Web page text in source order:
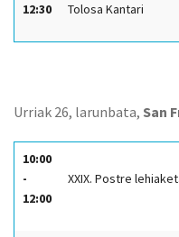
12:30 Tolosa Kantari
Urriak 26, larunbata, San
10:00
-
12:00
XXIX. Postre